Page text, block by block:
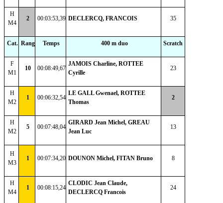
H
M4
2 00:03:53,39 DECLERCQ, FRANCOIS 35
Cat. Rang Temps 400 m duo Scratch
F
M1
10 00:08:49,67
JAMOIS Charline, ROTTEE
Cyrille
23
H
M2
1 00:06:32,54
LE GALL Gwenael, ROTTEE
Thomas
2
H
M2
5 00:07:48,04
GIRARD Jean Michel, GREAU
Jean Luc
13
H
M3
1 00:07:34,20 DOUNON Michel, FITAN Bruno 8
H
M4
1 00:08:15,24
CLODIC Jean Claude,
DECLERCQ Francois
24